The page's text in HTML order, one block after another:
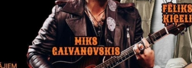
Līdz septembrim Stāmerienas pils klētī izstāde "Zirgi
studija "Krāsu prieks" aicina uz gleznu izstādi,…